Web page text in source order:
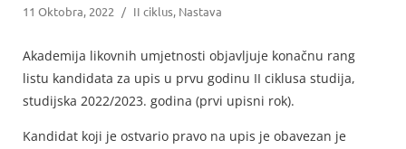
11 Oktobra, 2022 / II ciklus, Nastava
Akademija likovnih umjetnosti objavljuje konačnu rang
listu kandidata za upis u prvu godinu II ciklusa studija,
studijska 2022/2023. godina (prvi upisni rok).
Kandidat koji je ostvario pravo na upis je obavezan je